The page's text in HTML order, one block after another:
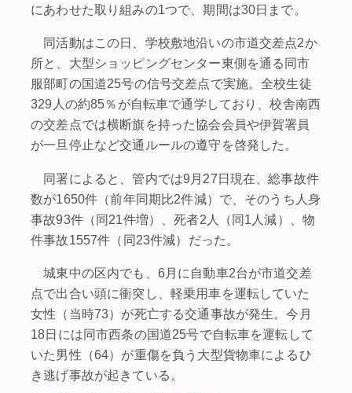
にあわせた取り組みの1つで、期間は30日まで。
同活動はこの日、学校敷地沿いの市道交差点2か
所と、大型ショッピングセンター東側を通る同市
服部町の国道25号の信号交差点で実施。全校生徒
329人の約85％が自転車で通学しており、校舎南西
の交差点では横断旗を持った協会会員や伊賀署員
が一旦停止など交通ルールの遵守を啓発した。
同署によると、管内では9月27日現在、総事故件
数が1650件（前年同期比2件減）で、そのうち人身
事故93件（同21件増）、死者2人（同1人減）、物
件事故1557件（同23件減）だった。
城東中の区内でも、6月に自動車2台が市道交差
点で出合い頭に衝突し、軽乗用車を運転していた
女性（当時73）が死亡する交通事故が発生。今月
18日には同市西条の国道25号で自転車を運転して
いた男性（64）が重傷を負う大型貨物車によるひ
き逃げ事故が起きている。